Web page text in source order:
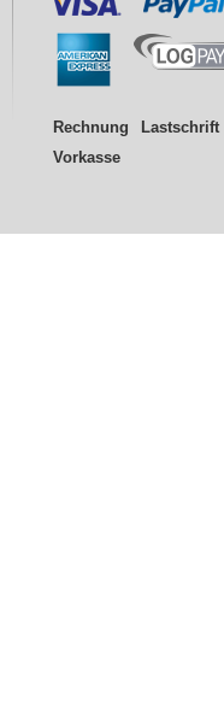
Rechnung
Lastschrift
Vorkasse